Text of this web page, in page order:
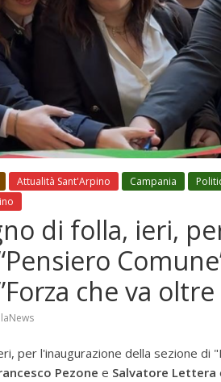
Attualità Sant'Arpino Campania
di folla, ieri,
che va
per l'inaugurazione della sezione di
Pezone e Salvatore Lettera